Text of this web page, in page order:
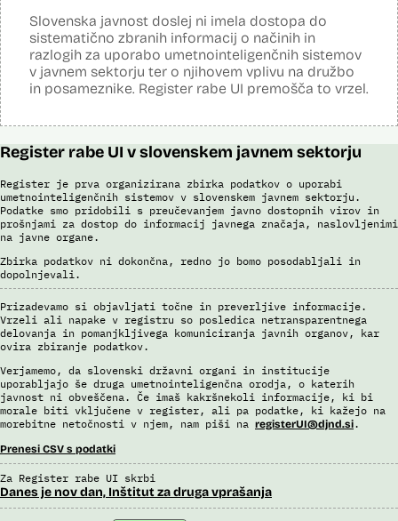
Slovenska javnost doslej ni imela dostopa do
sistematično zbranih informacij o načinih in
razlogih za uporabo umetnointeligenčnih sistemov
v javnem sektorju ter o njihovem vplivu na družbo
in posameznike. Register rabe UI premošča to vrzel.
Register rabe UI v slovenskem javnem sektorju
Register je prva organizirana zbirka podatkov o uporabi
umetnointeligenčnih sistemov v slovenskem javnem sektorju.
Podatke smo pridobili s preučevanjem javno dostopnih virov in
prošnjami za dostop do informacij javnega značaja, naslovljenimi
na javne organe.
Zbirka podatkov ni dokončna, redno jo bomo posodabljali in
dopolnjevali.
Prizadevamo si objavljati točne in preverljive informacije.
Vrzeli ali napake v registru so posledica netransparentnega
delovanja in pomanjkljivega komuniciranja javnih organov, kar
ovira zbiranje podatkov.
Verjamemo, da slovenski državni organi in institucije
uporabljajo še druga umetnointeligenčna orodja, o katerih
javnost ni obveščena. Če imaš kakršnekoli informacije, ki bi
morale biti vključene v register, ali pa podatke, ki kažejo na
morebitne netočnosti v njem, nam piši na registerUI@djnd.si.
Prenesi CSV s podatki
Za Register rabe UI skrbi
Danes je nov dan, Inštitut za druga vprašanja